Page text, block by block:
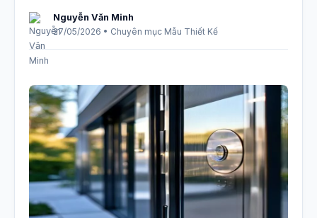
Nguyễn Văn Minh
27/05/2026 • Chuyên mục Mẫu Thiết Kế